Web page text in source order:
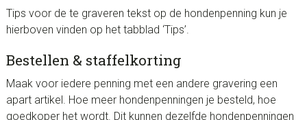
Tips voor de te graveren tekst op de hondenpenning kun je
hierboven vinden op het tabblad ‘Tips’.
Bestellen & staffelkorting
Maak voor iedere penning met een andere gravering een
apart artikel. Hoe meer hondenpenningen je besteld, hoe
goedkoper het wordt. Dit kunnen dezelfde hondenpenningen